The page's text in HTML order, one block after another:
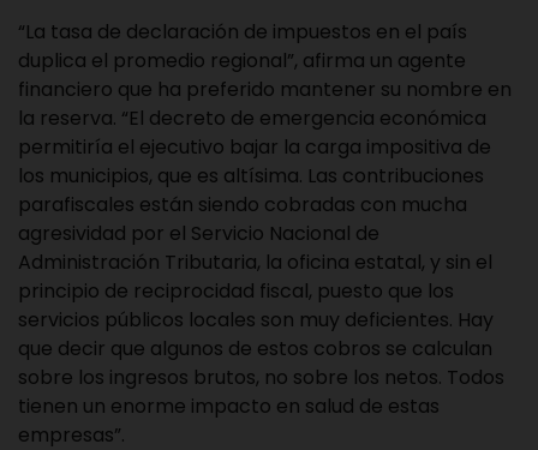
“La tasa de declaración de impuestos en el país
duplica el promedio regional”, afirma un agente
financiero que ha preferido mantener su nombre en
la reserva. “El decreto de emergencia económica
permitiría el ejecutivo bajar la carga impositiva de
los municipios, que es altísima. Las contribuciones
parafiscales están siendo cobradas con mucha
agresividad por el Servicio Nacional de
Administración Tributaria, la oficina estatal, y sin el
principio de reciprocidad fiscal, puesto que los
servicios públicos locales son muy deficientes. Hay
que decir que algunos de estos cobros se calculan
sobre los ingresos brutos, no sobre los netos. Todos
tienen un enorme impacto en salud de estas
empresas”.